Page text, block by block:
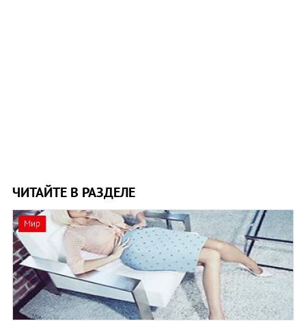
ЧИТАЙТЕ В РАЗДЕЛЕ
Мир